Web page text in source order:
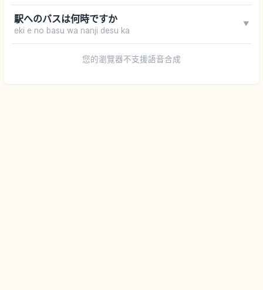
駅へのバスは何時ですか
eki e no basu wa nanji desu ka
▼
您的瀏覽器不支援語音合成